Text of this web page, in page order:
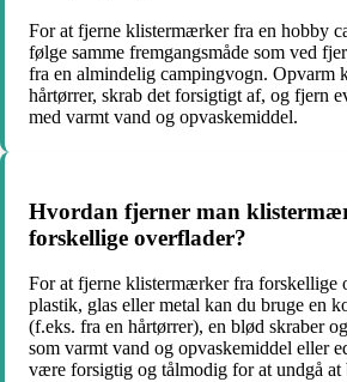
For at fjerne klistermærker fra en hobby
følge samme fremgangsmåde som ved
fra en almindelig campingvogn. Opvarm
hårtørrer, skrab det forsigtigt af, og fjern
med varmt vand og opvaskemiddel.
Hvordan fjerner man
forskellige overflader?
For at fjerne klistermærker fra forskellige
plastik, glas eller metal kan du bruge en
(f.eks. fra en hårtørrer), en blød skraber
som varmt vand og opvaskemiddel eller
være forsigtig og tålmodig for at undgå at